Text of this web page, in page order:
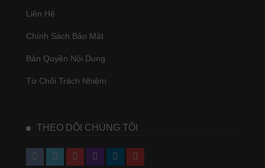
Liên Hệ
Chính Sách Bảo Mật
Bản Quyền Nội Dung
Từ Chối Trách Nhiệm
THEO DÕI CHÚNG TÔI